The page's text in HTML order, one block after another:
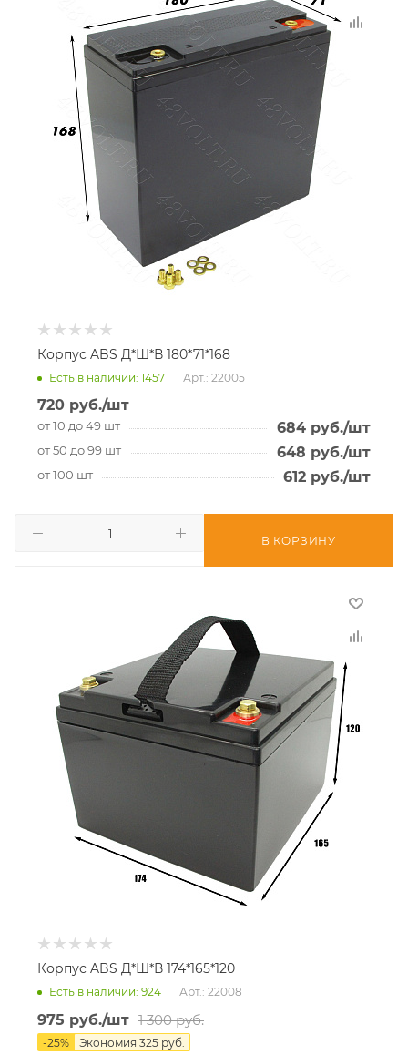
Корпус ABS Д*Ш*В 180*71*168
Есть в наличии: 1457 Арт.: 22005
720 руб./шт
от 10 до 49 шт 684 руб./шт
от 50 до 99 шт 648 руб./шт
от 100 шт 612 руб./шт
В КОРЗИНУ
Корпус ABS Д*Ш*В 174*165*120
Есть в наличии: 924 Арт.: 22008
975 руб./шт 1 300руб.
-25% Экономия 325 руб.